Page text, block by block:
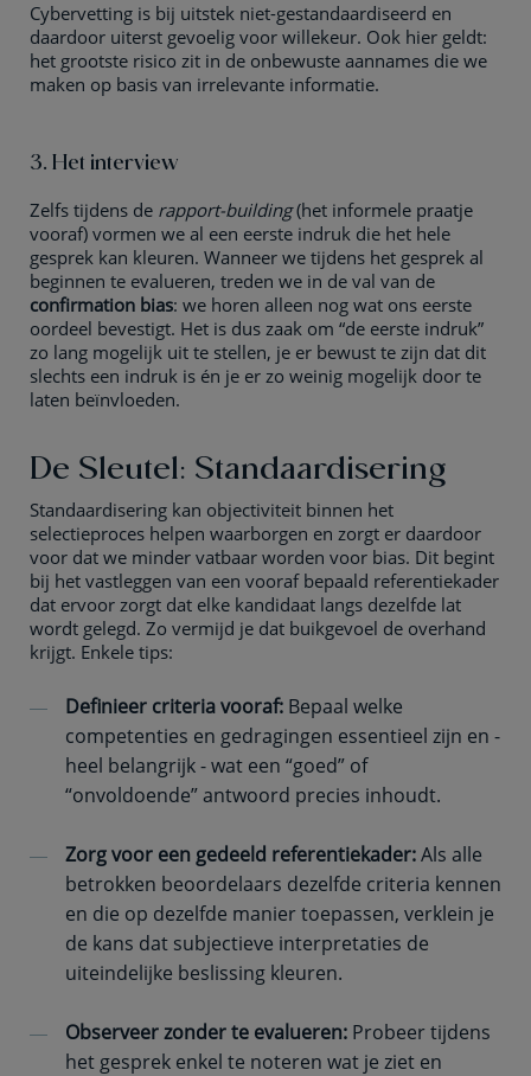
Cybervetting is bij uitstek niet-gestandaardiseerd en
daardoor uiterst gevoelig voor willekeur. Ook hier geldt:
het grootste risico zit in de onbewuste aannames die we
maken op basis van irrelevante informatie.
3. Het interview
Zelfs tijdens de rapport-building(het informele praatje
vooraf) vormen we al een eerste indruk die het hele
gesprek kan kleuren. Wanneer we tijdens het gesprek al
beginnen te evalueren, treden we in de val van de
confirmation bias: we horen alleen nog wat ons eerste
oordeel bevestigt. Het is dus zaak om “de eerste indruk”
zo lang mogelijk uit te stellen, je er bewust te zijn dat dit
slechts een indruk is én je er zo weinig mogelijk door te
laten beïnvloeden.
De Sleutel: Standaardisering
Standaardisering kan objectiviteit binnen het
selectieproces helpen waarborgen en zorgt er daardoor
voor dat we minder vatbaar worden voor bias. Dit begint
bij het vastleggen van een vooraf bepaald referentiekader
dat ervoor zorgt dat elke kandidaat langs dezelfde lat
wordt gelegd. Zo vermijd je dat buikgevoel de overhand
krijgt. Enkele tips:
Definieer criteria vooraf: Bepaal welke
competenties en gedragingen essentieel zijn en -
heel belangrijk - wat een “goed” of
“onvoldoende” antwoord precies inhoudt.
Zorg voor een gedeeld referentiekader:Als alle
betrokken beoordelaars dezelfde criteria kennen
en die op dezelfde manier toepassen, verklein je
de kans dat subjectieve interpretaties de
uiteindelijke beslissing kleuren.
Observeer zonder te evalueren: Probeer tijdens
het gesprek enkel te noteren wat je ziet en